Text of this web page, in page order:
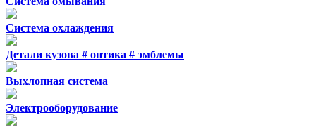
Система охлаждения
Детали кузова # оптика # эмблемы
Выхлопная система
Электрооборудование